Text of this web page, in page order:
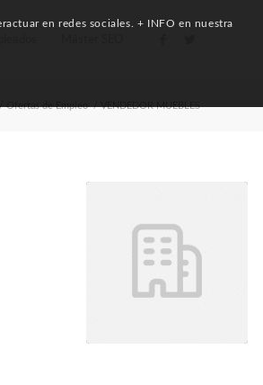
/ Ofertas de Empleo / VENDEDOR MUEBLES
en redes sociales. + INFO en nuestra